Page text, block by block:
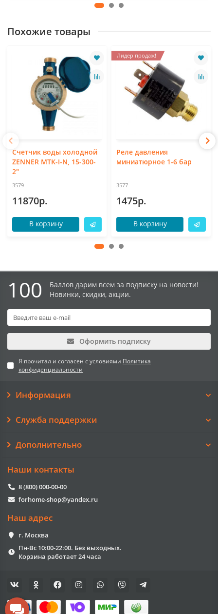
Похожие товары
Счетчик воды холодной
ZENNER MTK-I-N, 15-300-
2"
3579
11870р.
В корзину
Лидер продаж!
Реле давления
миниатюрное 1-6 бар
3577
1475р.
В корзину
100
Баллов дарим всем за подписку на новости!
Новинки, скидки, акции.
Оформить подписку
Я прочитал и согласен с условиями Политика
конфиденциальности
Информация
Служба поддержки
Дополнительно
Наши контакты
8 (800) 000-00-00
forhome-shop@yandex.ru
Наш адрес
г. Москва
Пн-Вс 10:00-22:00. Без выходных.
Корзина работает 24 часа